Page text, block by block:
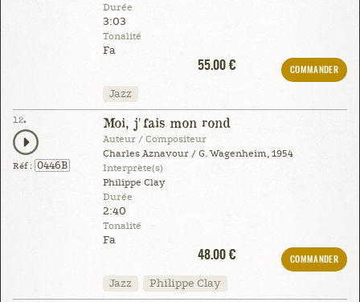
Durée
3:03
Tonalité
Fa
55.00 €
COMMANDER
Jazz
12.
Réf : 0446B
Moi, j'fais mon rond
Auteur / Compositeur
Charles Aznavour / G. Wagenheim, 1954
Interprète(s)
Philippe Clay
Durée
2:40
Tonalité
Fa
48.00 €
COMMANDER
Jazz Philippe Clay